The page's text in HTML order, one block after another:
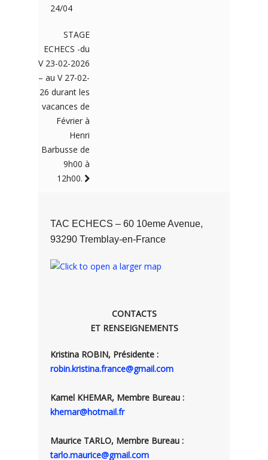
24/04
STAGE
ECHECS -du
V 23-02-2026
– au V 27-02-
26 durant les
vacances de
Février à
Henri
Barbusse de
9h00 à
12h00.
TAC ECHECS – 60 10eme Avenue,
93290 Tremblay-en-France
CONTACTS
ET RENSEIGNEMENTS
Kristina ROBIN, Présidente :
robin.kristina.france@gmail.com
Kamel KHEMAR, Membre Bureau :
khemar@hotmail.fr
Maurice TARLO, Membre Bureau :
tarlo.maurice@gmail.com